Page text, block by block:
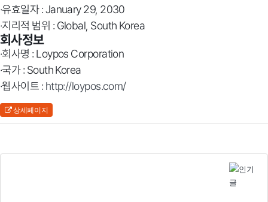
·유효일자 : January 29, 2030
·지리적 범위 : Global, South Korea
회사정보
·회사명 : Loypos Corporation
·국가 : South Korea
·웹사이트 : http://loypos.com/
상세페이지